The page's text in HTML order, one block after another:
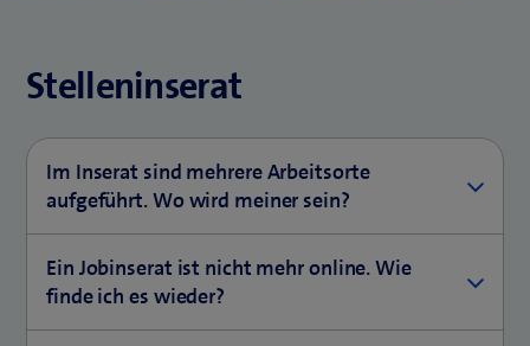
Stelleninserat
Im Inserat sind mehrere Arbeitsorte
aufgeführt. Wo wird meiner sein?
Stehen im Inserat mehrere Standorte, wie z.B. "Bern
oder Zürich", kannst du deinen Arbeitsort wählen.
Ein Jobinserat ist nicht mehr online. Wie
finde ich es wieder?